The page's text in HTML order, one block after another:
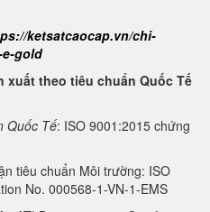
ketsatcaocap.vn/chi-
gold
xuất theo tiêu chuẩn Quốc Tế
Quốc Tế: ISO 9001:2015 chứng
tiêu chuẩn Môi trường: ISO
No. 000568-1-VN-1-EMS